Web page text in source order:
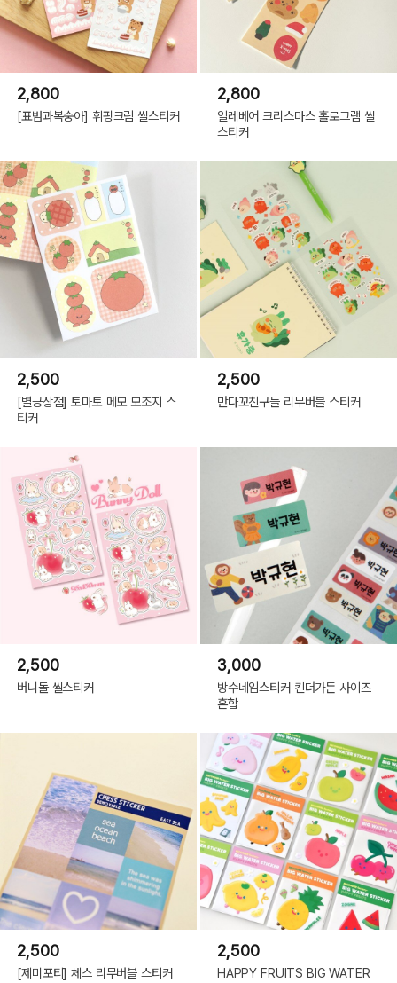
2,800
[표범과복숭아] 휘핑크림 씰스티커
2,800
일레베어 크리스마스 홀로그램 씰
스티커
2,500
[별긍상점] 토마토 메모 모조지 스
티커
2,500
만다꼬친구들 리무버블 스티커
2,500
버니돌 씰스티커
3,000
방수네임스티커 킨더가든 사이즈
혼합
2,500
[제미포티] 체스 리무버블 스티커
2,500
HAPPY FRUITS BIG WATER